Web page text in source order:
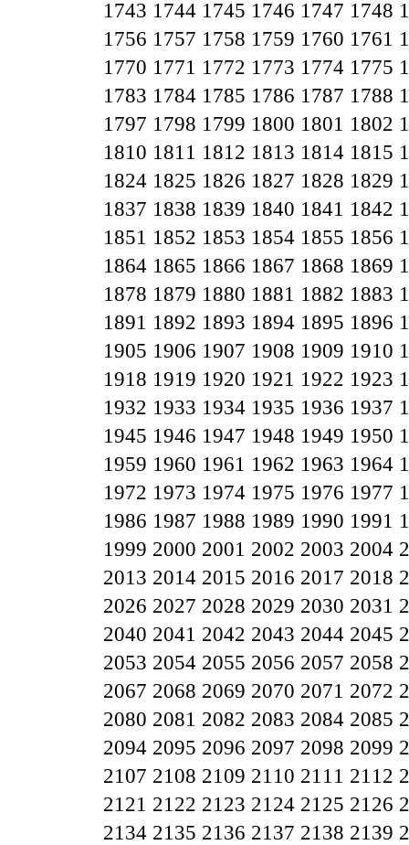
1743 1744 1745 1746 1747 1748
1756 1757 1758 1759 1760 1761
1770 1771 1772 1773 1774 1775
1783 1784 1785 1786 1787 1788
1797 1798 1799 1800 1801 1802
1810 1811 1812 1813 1814 1815
1824 1825 1826 1827 1828 1829
1837 1838 1839 1840 1841 1842
1851 1852 1853 1854 1855 1856
1864 1865 1866 1867 1868 1869
1878 1879 1880 1881 1882 1883
1891 1892 1893 1894 1895 1896
1905 1906 1907 1908 1909 1910
1918 1919 1920 1921 1922 1923
1932 1933 1934 1935 1936 1937
1945 1946 1947 1948 1949 1950
1959 1960 1961 1962 1963 1964
1972 1973 1974 1975 1976 1977
1986 1987 1988 1989 1990 1991
1999 2000 2001 2002 2003 2004
2013 2014 2015 2016 2017 2018
2026 2027 2028 2029 2030 2031
2040 2041 2042 2043 2044 2045
2053 2054 2055 2056 2057 2058
2067 2068 2069 2070 2071 2072
2080 2081 2082 2083 2084 2085
2094 2095 2096 2097 2098 2099
2107 2108 2109 2110 2111 2112
2121 2122 2123 2124 2125 2126
2134 2135 2136 2137 2138 2139